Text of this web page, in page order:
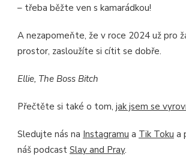
– třeba běžte ven s kamarádkou!
A nezapomeňte, že v roce 2024 už pro
prostor, zasloužíte si cítit se dobře.
Ellie, The Boss Bitch
Přečtěte si také o tom, jak jsem se
Sledujte nás na Instagramu a Tik Toku a
náš podcast Slay and Pray.